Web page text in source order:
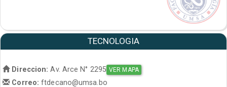
TECNOLOGIA
Direccion: Av. Arce N° 2295 VER MAPA
Correo:ftdecano@umsa.bo